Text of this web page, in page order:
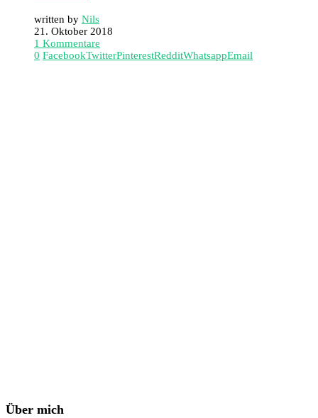
written by Nils
21. Oktober 2018
1 Kommentare
0 FacebookTwitterPinterestRedditWhatsappEmail
Über mich